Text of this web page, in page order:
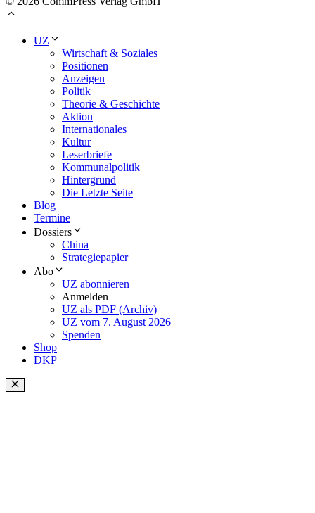
UZ
Wirtschaft & Soziales
Positionen
Anzeigen
Politik
Theorie & Geschichte
Aktion
Internationales
Kultur
Leserbriefe
Kommunalpolitik
Hintergrund
Die Letzte Seite
Blog
Termine
Dossiers
China
Strategiepapier
Abo
UZ abonnieren
Anmelden
UZ als PDF (Archiv)
UZ vom 7. August 2026
Spenden
Shop
DKP
Schließen